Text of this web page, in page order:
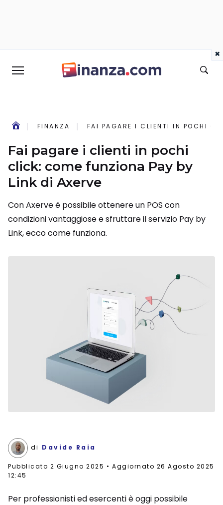
FINANZA FAI PAGARE I CLIENTI IN POCHI
Fai pagare i clienti in pochi
click: come funziona Pay by
Link di Axerve
Con Axerve è possibile ottenere un POS con
condizioni vantaggiose e sfruttare il servizio Pay by
Link, ecco come funziona.
di Davide Raia
Pubblicato 2 Giugno 2025
Aggiornato 26 Agosto 2025
12:45
Per professionisti ed esercenti è oggi possibile
×